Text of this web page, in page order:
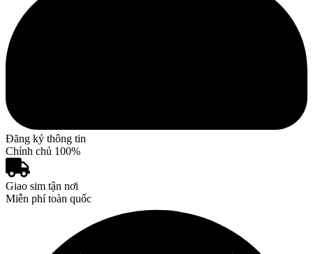
Đăng ký thông tin
Chỉnh chủ 100%
Giao sim tận nơi
Miễn phí toàn quốc